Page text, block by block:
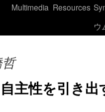
Multimedia Resources
ウ
自主性を引き